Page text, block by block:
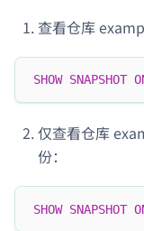
查看仓库
SHOW SNAPSHOT
仅查看仓库
份：
SHOW SNAPSHOT